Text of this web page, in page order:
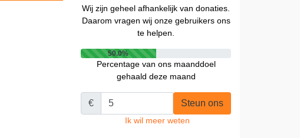
Wij zijn geheel afhankelijk van donaties.
Daarom vragen wij onze gebruikers ons
te helpen.
50.0%
Percentage van ons maanddoel
gehaald deze maand
€ Steun ons
Ik wil meer weten